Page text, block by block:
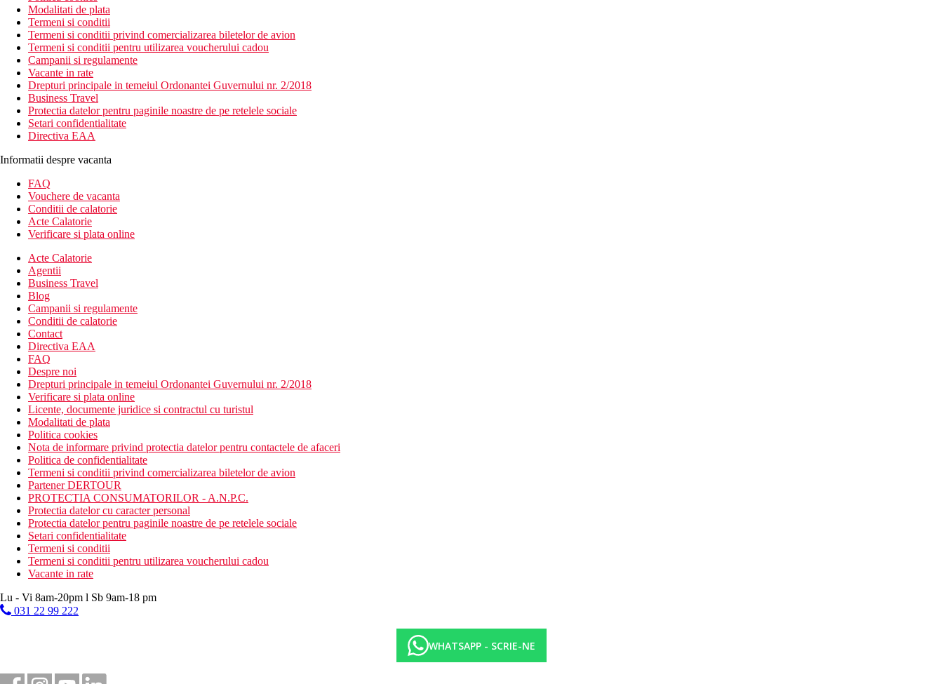
Modalitati de plata
Termeni si conditii
Termeni si conditii privind comercializarea biletelor de avion
Termeni si conditii pentru utilizarea voucherului cadou
Campanii si regulamente
Vacante in rate
Drepturi principale in temeiul Ordonantei Guvernului nr. 2/2018
Business Travel
Protectia datelor pentru paginile noastre de pe retelele sociale
Setari confidentialitate
Directiva EAA
Informatii despre vacanta
FAQ
Vouchere de vacanta
Conditii de calatorie
Acte Calatorie
Verificare si plata online
Acte Calatorie
Agentii
Business Travel
Blog
Campanii si regulamente
Conditii de calatorie
Contact
Directiva EAA
FAQ
Despre noi
Drepturi principale in temeiul Ordonantei Guvernului nr. 2/2018
Verificare si plata online
Licente, documente juridice si contractul cu turistul
Modalitati de plata
Politica cookies
Nota de informare privind protectia datelor pentru contactele de afaceri
Politica de confidentialitate
Termeni si conditii privind comercializarea biletelor de avion
Partener DERTOUR
PROTECTIA CONSUMATORILOR - A.N.P.C.
Protectia datelor cu caracter personal
Protectia datelor pentru paginile noastre de pe retelele sociale
Setari confidentialitate
Termeni si conditii
Termeni si conditii pentru utilizarea voucherului cadou
Vacante in rate
Lu - Vi 8am-20pm l Sb 9am-18 pm
031 22 99 222
WHATSAPP - SCRIE-NE